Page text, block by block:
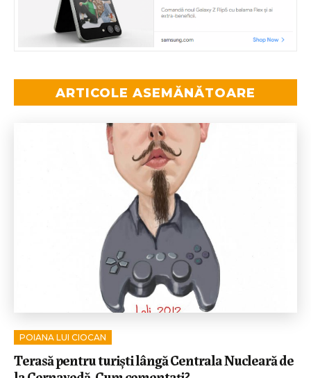
ARTICOLE ASEMĂNĂTOARE
POIANA LUI CIOCAN
Terasă pentru turiști lângă Centrala Nucleară de